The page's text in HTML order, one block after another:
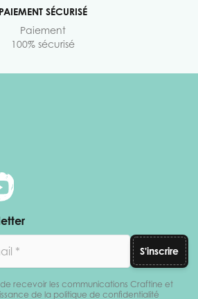
PAIEMENT SÉCURISÉ
Paiement
100% sécurisé
S'inscrire
recevoir les communications Craftine et
de la politique de confidentialité